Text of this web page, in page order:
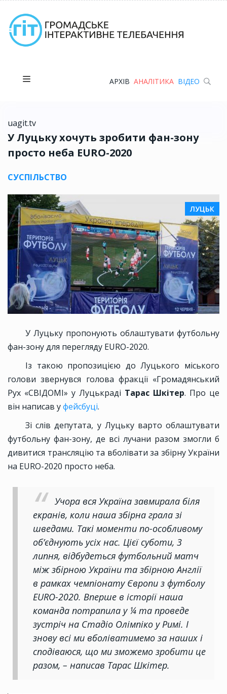
АРХІВ АНАЛІТИКА ВІДЕО
uagit.tv
У Луцьку хочуть зробити фан-зону
просто неба EURO-2020
СУСПІЛЬСТВО
ЛУЦЬК
У Луцьку пропонують облаштувати футбольну
фан-зону для перегляду EURO-2020.
Із такою пропозицією до Луцького міського
голови звернувся голова фракції «Громадянський
Рух «СВІДОМІ» у Луцькраді Тарас Шкітер. Про це
він написав уфейсбуці.
Зі слів депутата, у Луцьку варто облаштувати
футбольну фан-зону, де всі лучани разом змогли б
дивитися трансляцію та вболівати за збірну України
на EURO-2020 просто неба.
Учора вся Україна завмирала біля
екранів, коли наша збірна грала зі
шведами. Такі моменти по-особливому
об’єднують усіх нас. Цієї суботи, 3
липня, відбудеться футбольний матч
між збірною України та збірною Англії
в рамках чемпіонату Європи з футболу
EURO-2020. Вперше в історії наша
команда потрапила у ¼ та проведе
зустріч на Стадіо Олімпіко у Римі. І
знову всі ми вболіватимемо за наших і
сподіваюся, що ми зможемо зробити це
разом, – написав Тарас Шкітер.